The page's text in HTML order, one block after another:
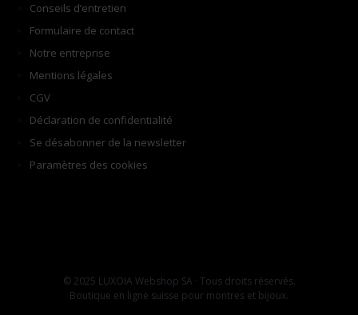
Conseils d’entretien
Formulaire de contact
Notre entreprise
Mentions légales
CGV
Déclaration de confidentialité
Se désabonner de la newsletter
Paramètres des cookies
© 2025 LUXOIA Webshop SA · Tous droits réservés.
Boutique en ligne suisse pour montres et bijoux.